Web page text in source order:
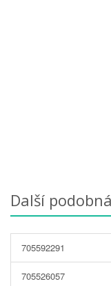
Další
705592291
705526057